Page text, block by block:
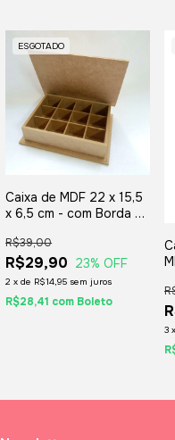
ESGOTADO
Caixa de MDF 22 x 15,5
x 6,5 cm - com Borda E
Divisões
R$29,90
R$39,00
23% OFF
2 xde R$14,95 sem juros
R$28,41 com Boleto
3